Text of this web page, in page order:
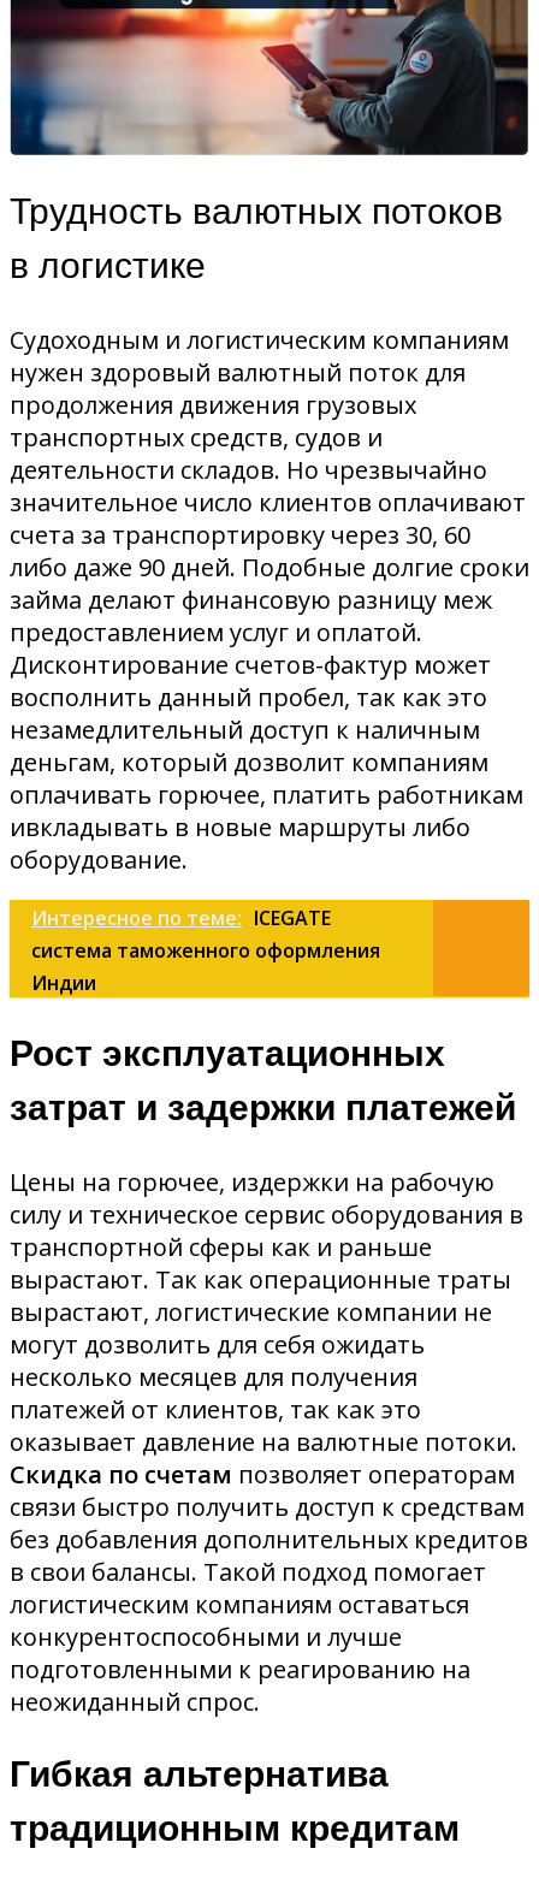
Трудность валютных потоков
в логистике
Судоходным и логистическим компаниям
нужен здоровый валютный поток для
продолжения движения грузовых
транспортных средств, судов и
деятельности складов. Но чрезвычайно
значительное число клиентов оплачивают
счета за транспортировку через 30, 60
либо даже 90 дней. Подобные долгие сроки
займа делают финансовую разницу меж
предоставлением услуг и оплатой.
Дисконтирование счетов-фактур может
восполнить данный пробел, так как это
незамедлительный доступ к наличным
деньгам, который дозволит компаниям
оплачивать горючее, платить работникам
ивкладывать в новые маршруты либо
оборудование.
Интересное по теме: ICEGATE
система таможенного оформления
Индии
Рост эксплуатационных
затрат и задержки платежей
Цены на горючее, издержки на рабочую
силу и техническое сервис оборудования в
транспортной сферы как и раньше
вырастают. Так как операционные траты
вырастают, логистические компании не
могут дозволить для себя ожидать
несколько месяцев для получения
платежей от клиентов, так как это
оказывает давление на валютные потоки.
Скидка по счетам позволяет операторам
связи быстро получить доступ к средствам
без добавления дополнительных кредитов
в свои балансы. Такой подход помогает
логистическим компаниям оставаться
конкурентоспособными и лучше
подготовленными к реагированию на
неожиданный спрос.
Гибкая альтернатива
традиционным кредитам